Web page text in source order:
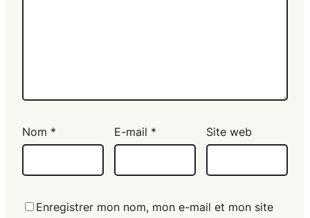
Nom * E-mail * Site web
Enregistrer mon nom, mon e-mail et mon site